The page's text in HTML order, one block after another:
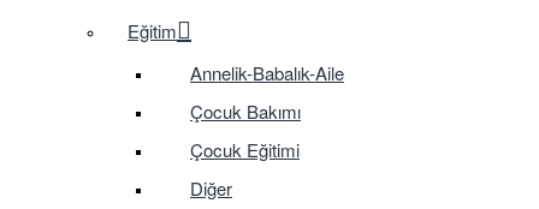
Eğitim
Annelik-Babalık-Aile
Çocuk Bakımı
Çocuk Eğitimi
Diğer